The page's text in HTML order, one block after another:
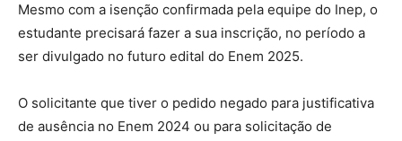
Mesmo com a isenção confirmada pela equipe do Inep, o
estudante precisará fazer a sua inscrição, no período a
ser divulgado no futuro edital do Enem 2025.
O solicitante que tiver o pedido negado para justificativa
de ausência no Enem 2024 ou para solicitação de